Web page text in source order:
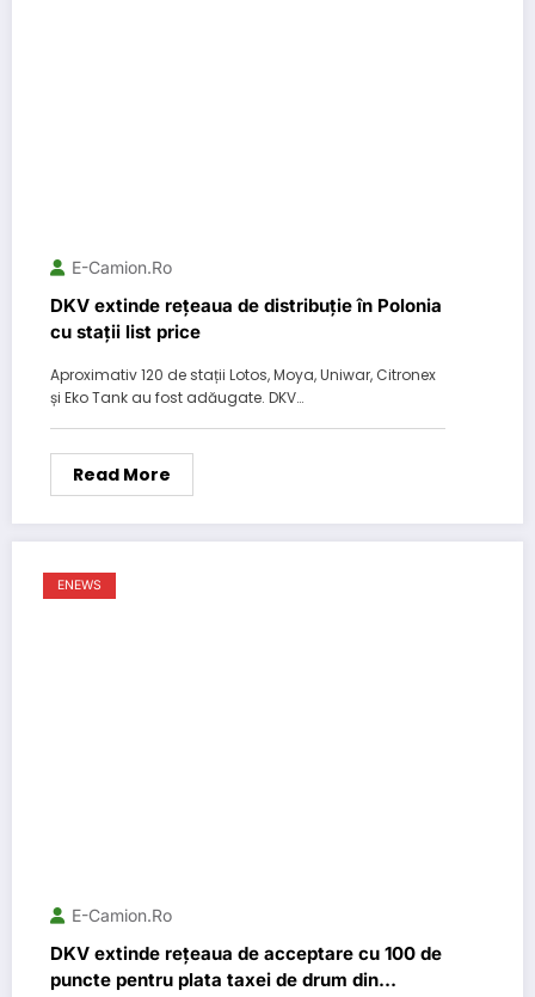
E-Camion.ro
DKV extinde rețeaua de distribuție în Polonia
cu stații list price
Aproximativ 120 de stații Lotos, Moya, Uniwar, Citronex
și Eko Tank au fost adăugate. DKV…
Read More
ENEWS
E-Camion.ro
DKV extinde rețeaua de acceptare cu 100 de
puncte pentru plata taxei de drum din